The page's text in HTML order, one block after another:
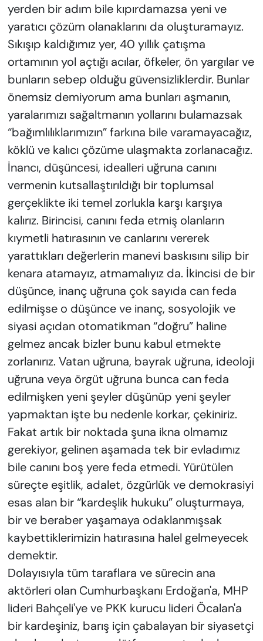
yerden bir adım bile kıpırdamazsa yeni ve
yaratıcı çözüm olanaklarını da oluşturamayız.
Sıkışıp kaldığımız yer, 40 yıllık çatışma
ortamının yol açtığı acılar, öfkeler, ön yargılar ve
bunların sebep olduğu güvensizliklerdir. Bunlar
önemsiz demiyorum ama bunları aşmanın,
yaralarımızı sağaltmanın yollarını bulamazsak
“bağımlılıklarımızın” farkına bile varamayacağız,
köklü ve kalıcı çözüme ulaşmakta zorlanacağız.
İnancı, düşüncesi, idealleri uğruna canını
vermenin kutsallaştırıldığı bir toplumsal
gerçeklikte iki temel zorlukla karşı karşıya
kalırız. Birincisi, canını feda etmiş olanların
kıymetli hatırasının ve canlarını vererek
yarattıkları değerlerin manevi baskısını silip bir
kenara atamayız, atmamalıyız da. İkincisi de bir
düşünce, inanç uğruna çok sayıda can feda
edilmişse o düşünce ve inanç, sosyolojik ve
siyasi açıdan otomatikman “doğru” haline
gelmez ancak bizler bunu kabul etmekte
zorlanırız. Vatan uğruna, bayrak uğruna, ideoloji
uğruna veya örgüt uğruna bunca can feda
edilmişken yeni şeyler düşünüp yeni şeyler
yapmaktan işte bu nedenle korkar, çekiniriz.
Fakat artık bir noktada şuna ikna olmamız
gerekiyor, gelinen aşamada tek bir evladımız
bile canını boş yere feda etmedi. Yürütülen
süreçte eşitlik, adalet, özgürlük ve demokrasiyi
esas alan bir “kardeşlik hukuku” oluşturmaya,
bir ve beraber yaşamaya odaklanmışsak
kaybettiklerimizin hatırasına halel gelmeyecek
demektir.
Dolayısıyla tüm taraflara ve sürecin ana
aktörleri olan Cumhurbaşkanı Erdoğan'a, MHP
lideri Bahçeli'ye ve PKK kurucu lideri Öcalan'a
bir kardeşiniz, barış için çabalayan bir siyasetçi